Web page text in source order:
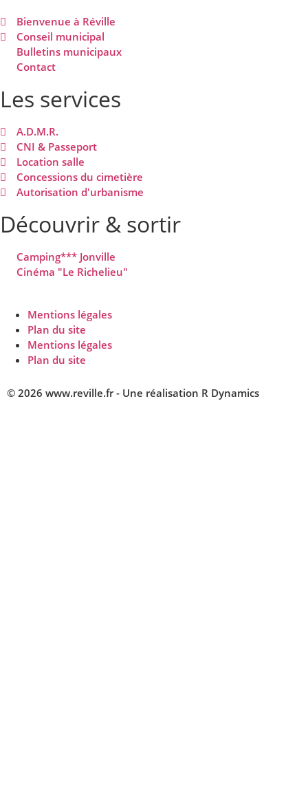
Bienvenue à Réville
Conseil municipal
Bulletins municipaux
Contact
Les services
A.D.M.R.
CNI & Passeport
Location salle
Concessions du cimetière
Autorisation d'urbanisme
Découvrir & sortir
Camping*** Jonville
Cinéma "Le Richelieu"
Mentions légales
Plan du site
Mentions légales
Plan du site
© 2026 www.reville.fr - Une réalisation R Dynamics